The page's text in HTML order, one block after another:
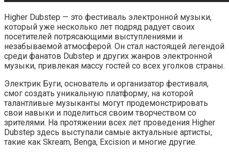
Higher Dubstep — это фестиваль электронной музыки,
который уже несколько лет подряд радует своих
посетителей потрясающими выступлениями и
незабываемой атмосферой. Он стал настоящей легендой
среди фанатов Dubstep и других жанров электронной
музыки, привлекая массу гостей со всех уголков страны.
Электрик Буги, основатель и организатор фестиваля,
смог создать уникальную платформу, на которой
талантливые музыканты могут продемонстрировать
свои навыки и поделиться своим творчеством со
зрителями. На протяжении всех лет проведения Higher
Dubstep здесь выступали самые актуальные артисты,
такие как Skream, Benga, Excision и многие другие.